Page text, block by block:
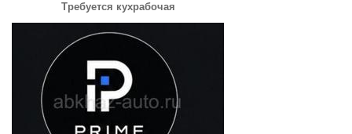
Требуется кухрабочая